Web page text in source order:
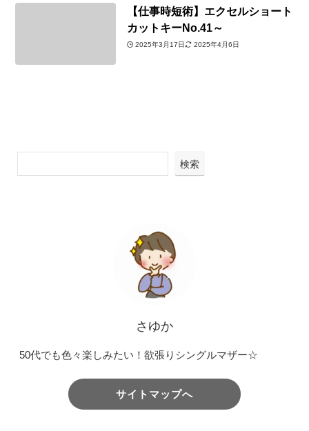
【仕事時短術】エクセルショート
カットキーNo.41～
2025年3月17日 2025年4月6日
検索
さゆか
50代でも色々楽しみたい！欲張りシングルマザー☆
サイトマップへ